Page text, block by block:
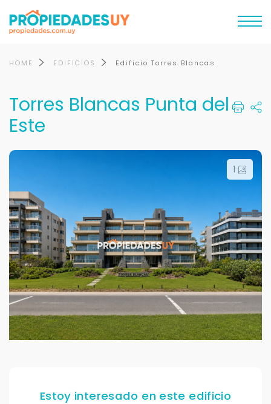
HOME EDIFICIOS Edificio Torres Blancas
Torres Blancas Punta del
Este
1
Estoy interesado en este edificio